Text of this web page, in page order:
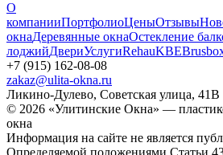
О
компанииПортфолиоЦеныОтзывы
окнаДеревянные окнаОстекление
лоджийДвериУслугиRehauKBE
+7 (915) 162-08-08
zakaz@ulita-okna.ru
Ликино-Дулево, Советская улица, 41В
© 2026 «Улитинские Окна» —
окна
Информация на сайте не является